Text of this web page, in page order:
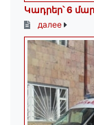
Կադրեր՝ 6
далее